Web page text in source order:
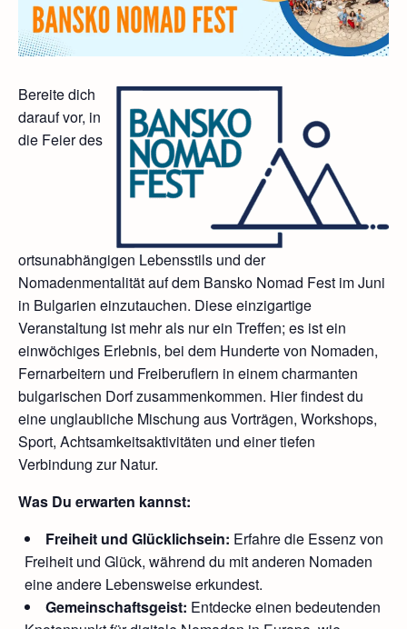
Bereite dich
darauf vor, in
die Feier des
ortsunabhängigen Lebensstils und der
Nomadenmentalität auf dem Bansko Nomad Fest im Juni
in Bulgarien einzutauchen. Diese einzigartige
Veranstaltung ist mehr als nur ein Treffen; es ist ein
einwöchiges Erlebnis, bei dem Hunderte von Nomaden,
Fernarbeitern und Freiberuflern in einem charmanten
bulgarischen Dorf zusammenkommen. Hier findest du
eine unglaubliche Mischung aus Vorträgen, Workshops,
Sport, Achtsamkeitsaktivitäten und einer tiefen
Verbindung zur Natur.
Was Du erwarten kannst:
Freiheit und Glücklichsein: Erfahre die Essenz von
Freiheit und Glück, während du mit anderen Nomaden
eine andere Lebensweise erkundest.
Gemeinschaftsgeist: Entdecke einen bedeutenden